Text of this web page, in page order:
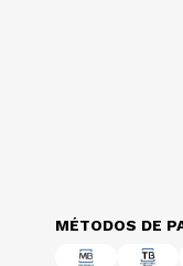
MÉTODOS DE